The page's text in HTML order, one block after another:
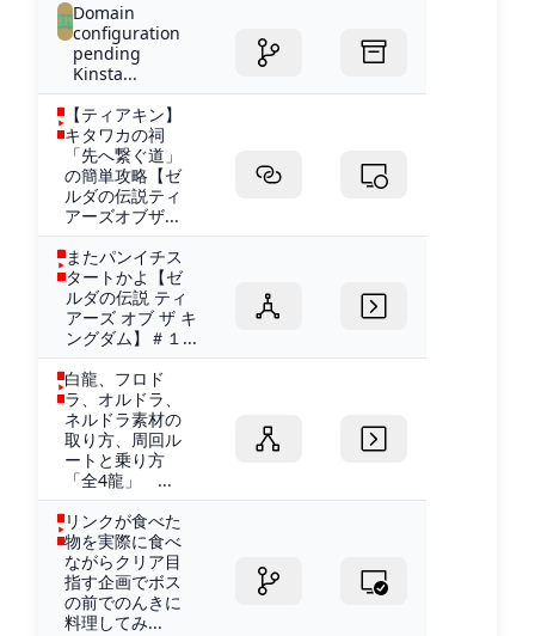
Domain
configuration
pending
Kinsta...
【ティアキン】
キタワカの祠
「先へ繋ぐ道」
の簡単攻略【ゼ
ルダの伝説ティ
アーズオブザ...
またパンイチス
タートかよ【ゼ
ルダの伝説 ティ
アーズ オブ ザ キ
ングダム】＃１...
白龍、フロド
ラ、オルドラ、
ネルドラ素材の
取り方、周回ル
ートと乗り方
「全4龍」 ...
リンクが食べた
物を実際に食べ
ながらクリア目
指す企画でボス
の前でのんきに
料理してみ...